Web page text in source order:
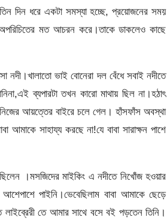
দিন ধরে একটা সমস্যা হচ্ছে, প্রয়োজনের সময়
মত আচরন করে।তাকে ডাকলেও কাছে
নদী।খালাতো ভাই বোনেরা দল বেঁধে সবাই নদীতে
ব্যপারটা তখন কারো মাথায় ছিল না।হঠাৎ
নিজের আয়ত্তের বাইরে চলে গেল। হাঁসফাঁস অবস্থা
আমাকে সাহায্য করছে না!যে বাবা সারাক্ষন পাশে
।মসজিদের মাইকিং এ নদীতে নিখোঁজ হওয়ার
পাইনি।ভেবেছিলাম বাবা আমাকে ছেড়ে
তে আমার সাথে বসে বই পড়তেন তিনি।